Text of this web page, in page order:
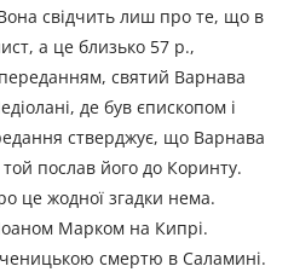
свідчить лиш про те, що в
а це близько 57 р.,
святий Варнава
де був єпископом і
стверджує, що Варнава
той послав його до Коринту.
це жодної згадки нема.
Марком на Кипрі.
смертю в Саламині.